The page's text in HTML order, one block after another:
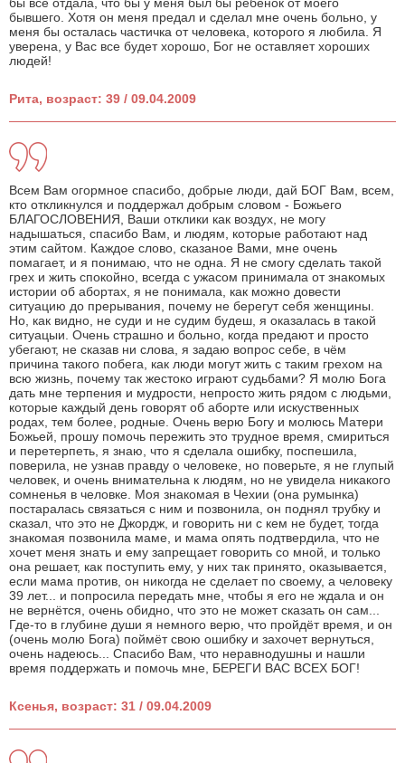
бы все отдала, что бы у меня был бы ребенок от моего
бывшего. Хотя он меня предал и сделал мне очень больно, у
меня бы осталась частичка от человека, которого я любила. Я
уверена, у Вас все будет хорошо, Бог не оставляет хороших
людей!
Рита, возраст: 39 / 09.04.2009
Всем Вам огормное спасибо, добрые люди, дай БОГ Вам, всем,
кто откликнулся и поддержал добрым словом - Божьего
БЛАГОСЛОВЕНИЯ, Ваши отклики как воздух, не могу
надышаться, спасибо Вам, и людям, которые работают над
этим сайтом. Каждое слово, сказаное Вами, мне очень
помагает, и я понимаю, что не одна. Я не смогу сделать такой
грех и жить спокойно, всегда с ужасом принимала от знакомых
истории об абортах, я не понимала, как можно довести
ситуацию до прерывания, почему не берегут себя женщины.
Но, как видно, не суди и не судим будеш, я оказалась в такой
ситуацыи. Очень страшно и больно, когда предают и просто
убегают, не сказав ни слова, я задаю вопрос себе, в чём
причина такого побега, как люди могут жить с таким грехом на
всю жизнь, почему так жестоко играют судьбами? Я молю Бога
дать мне терпения и мудрости, непросто жить рядом с людьми,
которые каждый день говорят об аборте или искуственных
родах, тем более, родные. Очень верю Богу и молюсь Матери
Божьей, прошу помочь пережить это трудное время, смириться
и перетерпеть, я знаю, что я сделала ошибку, поспешила,
поверила, не узнав правду о человеке, но поверьте, я не глупый
человек, и очень внимательна к людям, но не увидела никакого
сомненья в человке. Моя знакомая в Чехии (она румынка)
постаралась связаться с ним и позвонила, он поднял трубку и
сказал, что это не Джордж, и говорить ни с кем не будет, тогда
знакомая позвонила маме, и мама опять подтвердила, что не
хочет меня знать и ему запрещает говорить со мной, и только
она решает, как поступить ему, у них так принято, оказывается,
если мама против, он никогда не сделает по своему, а человеку
39 лет... и попросила передать мне, чтобы я его не ждала и он
не вернётся, очень обидно, что это не может сказать он сам...
Где-то в глубине души я немного верю, что пройдёт время, и он
(очень молю Бога) поймёт свою ошибку и захочет вернуться,
очень надеюсь... Спасибо Вам, что неравнодушны и нашли
время поддержать и помочь мне, БЕРЕГИ ВАС ВСЕХ БОГ!
Ксенья, возраст: 31 / 09.04.2009